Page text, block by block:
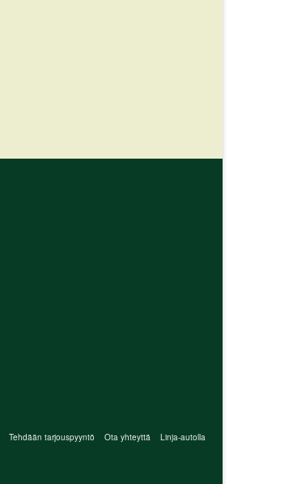
Tehdään tarjouspyyntö Ota yhteyttä Linja-autolla